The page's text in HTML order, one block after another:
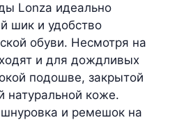
Lonza идеально
шик и удобство
обуви. Несмотря на
и для дождливых
подошве, закрытой
натуральной коже.
и ремешок на